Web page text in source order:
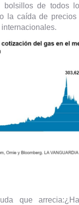
bolsillos de todos
la caída de precios
internacionales.
que